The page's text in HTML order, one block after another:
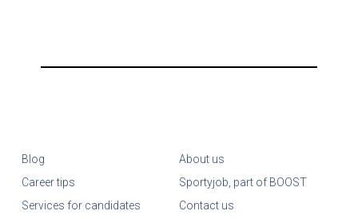
Blog
Career tips
Services for candidates
About us
Sportyjob, part of BOOST
Contact us